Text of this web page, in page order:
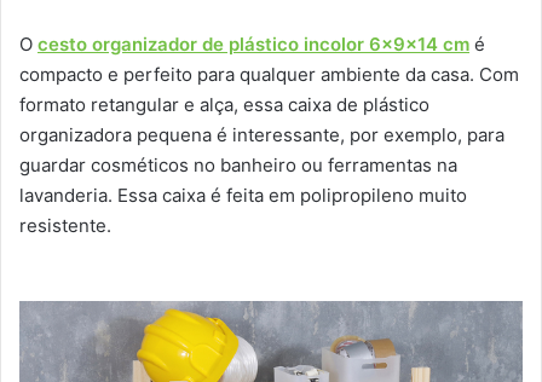
O cesto organizador de plástico incolor 6x9x14 cm é
compacto e perfeito para qualquer ambiente da casa. Com
formato retangular e alça, essa caixa de plástico
organizadora pequena é interessante, por exemplo, para
guardar cosméticos no banheiro ou ferramentas na
lavanderia. Essa caixa é feita em polipropileno muito
resistente.